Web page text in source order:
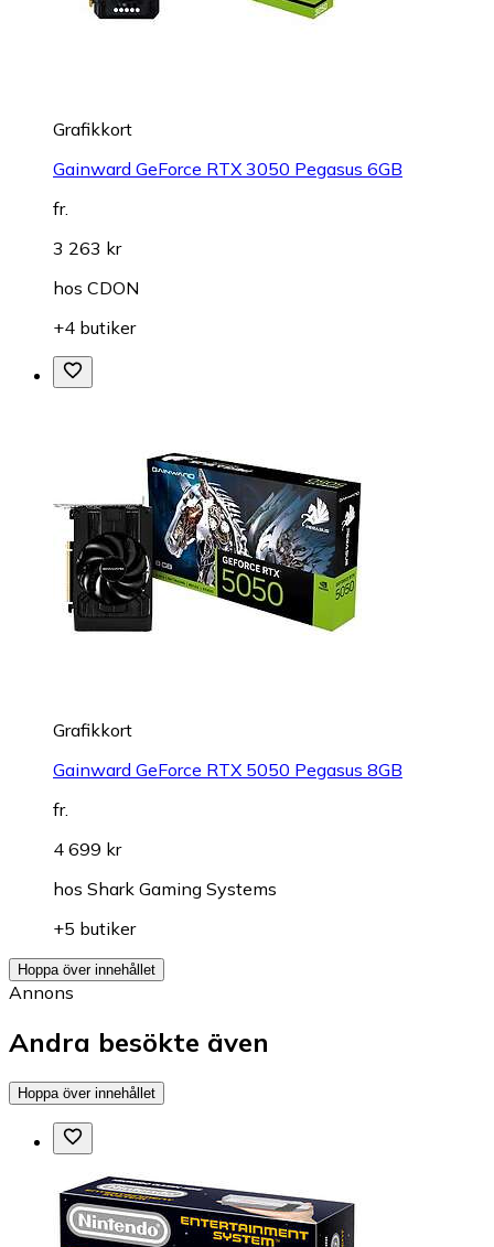
Grafikkort
Gainward GeForce RTX 3050 Pegasus 6GB
fr.
3 263 kr
hos CDON
+4 butiker
Grafikkort
Gainward GeForce RTX 5050 Pegasus 8GB
fr.
4 699 kr
hos Shark Gaming Systems
+5 butiker
Hoppa över innehållet
Annons
Andra besökte även
Hoppa över innehållet